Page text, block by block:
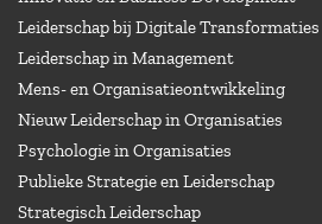
Leiderschap bij Digitale Transformaties
Leiderschap in Management
Mens- en Organisatieontwikkeling
Nieuw Leiderschap in Organisaties
Psychologie in Organisaties
Publieke Strategie en Leiderschap
Strategisch Leiderschap